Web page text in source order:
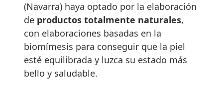
(Navarra) haya optado por la elaboración
de productos totalmente naturales,
con elaboraciones basadas en la
biomímesis para conseguir que la piel
esté equilibrada y luzca su estado más
bello y saludable.